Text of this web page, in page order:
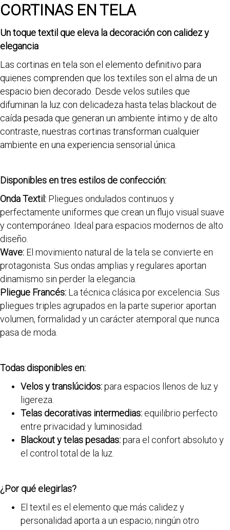
CORTINAS EN TELA
Un toque textil que eleva la decoración con calidez y
elegancia
Las cortinas en tela son el elemento definitivo para
quienes comprenden que los textiles son el alma de un
espacio bien decorado. Desde velos sutiles que
difuminan la luz con delicadeza hasta telas blackout de
caída pesada que generan un ambiente íntimo y de alto
contraste, nuestras cortinas transforman cualquier
ambiente en una experiencia sensorial única.
Disponibles en tres estilos de confección:
Onda Textil: Pliegues ondulados continuos y
perfectamente uniformes que crean un flujo visual suave
y contemporáneo. Ideal para espacios modernos de alto
diseño.
Wave: El movimiento natural de la tela se convierte en
protagonista. Sus ondas amplias y regulares aportan
dinamismo sin perder la elegancia.
Pliegue Francés: La técnica clásica por excelencia. Sus
pliegues triples agrupados en la parte superior aportan
volumen, formalidad y un carácter atemporal que nunca
pasa de moda.
Todas disponibles en:
Velos y translúcidos:para espacios llenos de luz y
ligereza.
Telas decorativas intermedias:equilibrio perfecto
entre privacidad y luminosidad.
Blackout y telas pesadas:para el confort absoluto y
el control total de la luz.
¿Por qué elegirlas?
El textil es el elemento que más calidez y
personalidad aporta a un espacio; ningún otro